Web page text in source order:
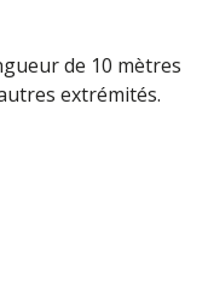
de 10 mètres
extrémités.